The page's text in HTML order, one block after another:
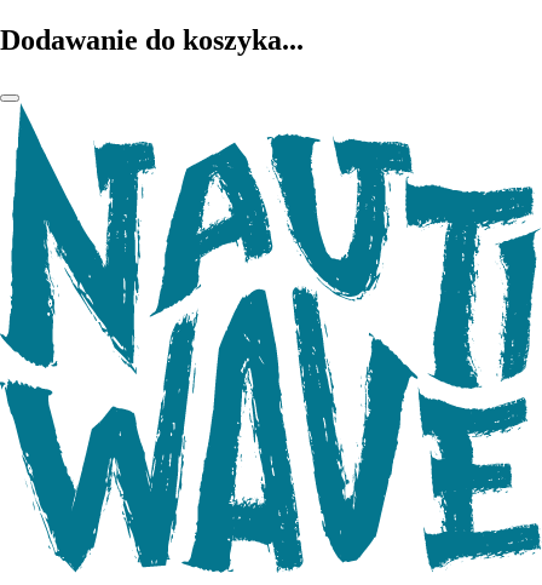
Dodawanie do koszyka...